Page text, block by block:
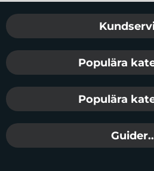
Sidfot Blandad
Populära
Populära